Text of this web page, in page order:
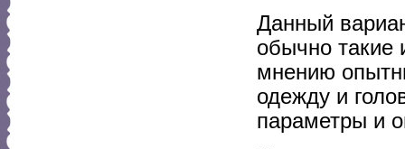
Данный
обычно такие
мнению
одежду и
параметры и